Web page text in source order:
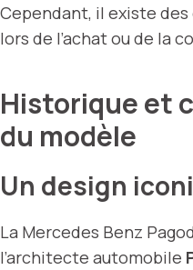
Cependant, il existe
lors de l’achat ou de la
Historique et
du modèle
Un design
La Mercedes Benz
l’architecte automobile